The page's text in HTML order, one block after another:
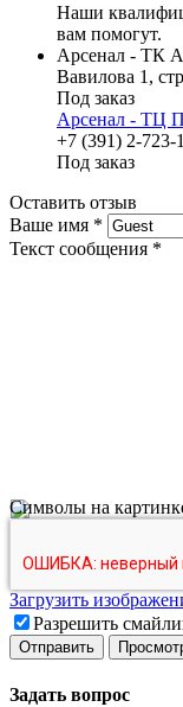
Наши
вам помогут.
Арсенал - ТК
Вавилова 1,
Под заказ
Арсенал - ТЦ
+7 (391) 2-723-
Под заказ
Оставить отзыв
Ваше имя *
Текст сообщения *
Символы на
Загрузить
Разрешить
Задать вопрос